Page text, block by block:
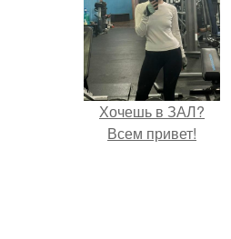
Хочешь в ЗАЛ?
Всем привет!